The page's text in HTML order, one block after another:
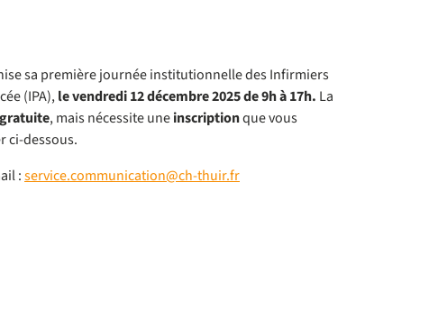
sa première journée institutionnelle des Infirmiers
(IPA),le vendredi 12 décembre 2025 de 9h à 17h. La
gratuite, mais nécessite uneinscriptionque vous
ci-dessous.
:service.communication@ch-thuir.fr